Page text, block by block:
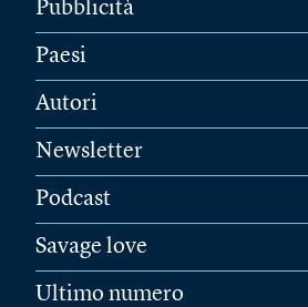
Pubblicità
Paesi
Autori
Newsletter
Podcast
Savage love
Ultimo numero